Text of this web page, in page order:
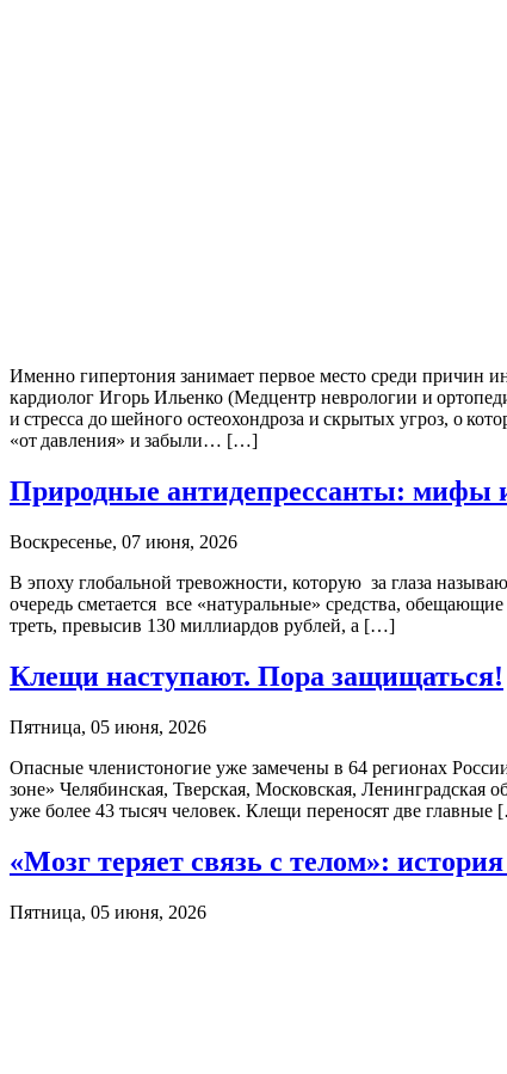
Именно гипертония занимает первое место среди причин
кардиолог Игорь Ильенко (Медцентр неврологии и
и стресса до шейного остеохондроза и скрытых угроз, о
«от давления» и забыли… […]
Природные антидепрессанты: мифы
Воскресенье, 07 июня, 2026
В эпоху глобальной тревожности, которую за глаза
очередь сметается все «натуральные» средства,
треть, превысив 130 миллиардов рублей, а […]
Клещи наступают. Пора защищаться!
Пятница, 05 июня, 2026
Опасные членистоногие уже замечены в 64 регионах
зоне» Челябинская, Тверская, Московская,
уже более 43 тысяч человек. Клещи переносят две
«Мозг теряет связь с телом»:
Пятница, 05 июня, 2026